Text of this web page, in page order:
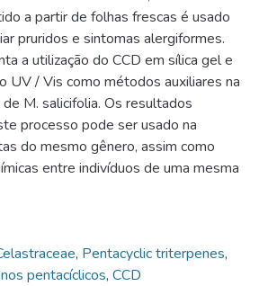
a partir de folhas frescas é usado
pruridos e sintomas alergiformes.
a utilização do CCD em sílica gel e
UV / Vis como métodos auxiliares na
M. salicifolia. Os resultados
processo pode ser usado na
do mesmo gênero, assim como
entre indivíduos de uma mesma
, Pentacyclic triterpenes,
pentacíclicos, CCD